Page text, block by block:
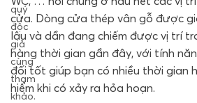
quý
độc
giả
cùng
tham
khảo.
cửa. Dòng cửa thép vân gỗ được
lâu và dần đang chiếm được vị trí
hàng thời gian gần đây, với tính
đối tốt giúp bạn có nhiều thời gian
hiểm khi có xảy ra hỏa hoạn.